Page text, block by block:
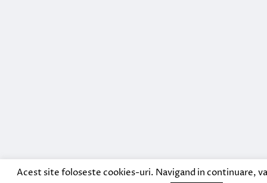
Acest site foloseste cookies-uri. Navigand in continuare,